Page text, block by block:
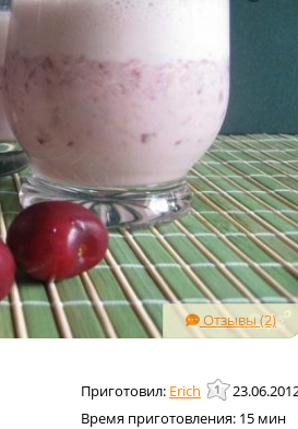
Отзывы (2)
Erich
Время приготовления: 15 мин